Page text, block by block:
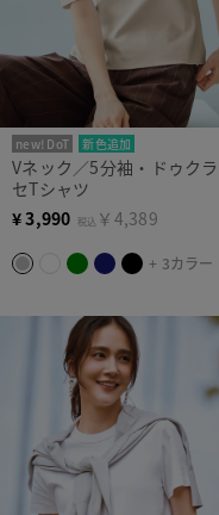
new! DoT
新色追加
まとめ買い対象
Vネック／5分袖・ドゥク
セTシャツ
¥3,990 税込 ￥4,389
+ 3カラー